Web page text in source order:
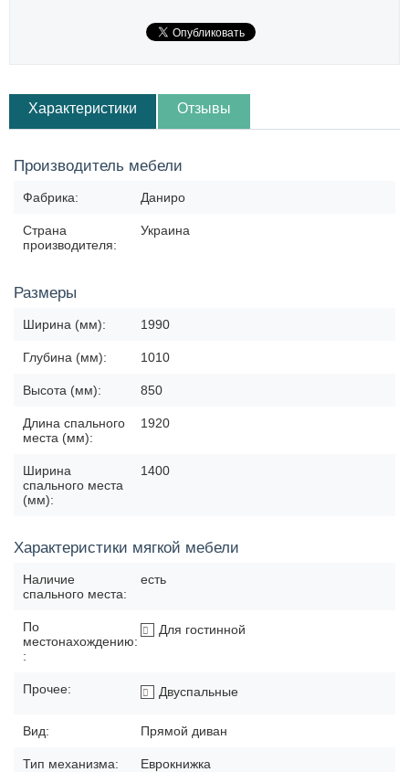
Характеристики Отзывы
Производитель мебели
Фабрика: Даниро
Страна
производителя:
Украина
Размеры
Ширина (мм): 1990
Глубина (мм): 1010
Высота (мм): 850
Длина спального
места (мм):
1920
Ширина
спального места
(мм):
1400
Характеристики мягкой мебели
Наличие
спального места:
есть
По
местонахождению:
:
Для гостинной
Прочее: Двуспальные
Вид: Прямой диван
Тип механизма: Еврокнижка